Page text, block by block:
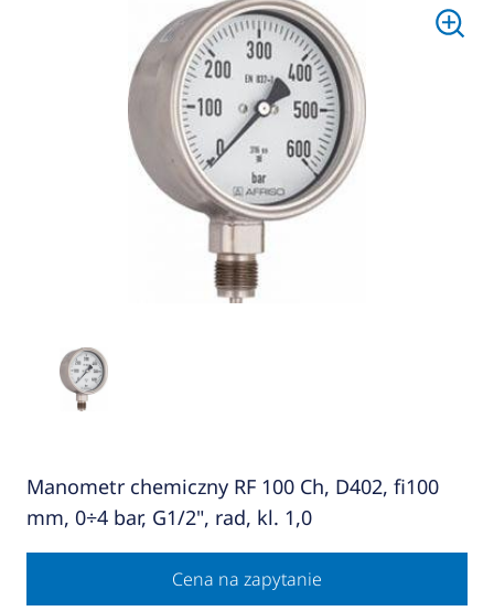
Manometr chemiczny RF 100 Ch, D402, fi100
mm, 0÷4 bar, G1/2", rad, kl. 1,0
Cena na zapytanie